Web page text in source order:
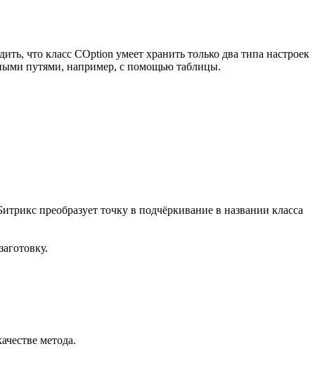
что класс COption умеет хранить только два типа настроек
путями, например, с помощью таблицы.
преобразует точку в подчёркивание в названии класса
метода.